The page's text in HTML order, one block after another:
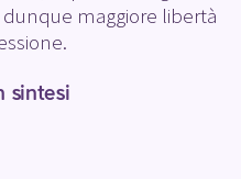
maggiore libertà
sintesi